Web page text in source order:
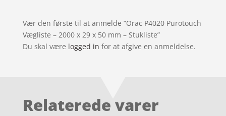
Vær den første til at anmelde “Orac P4020 Purotouch
Vægliste – 2000 x 29 x 50 mm – Stukliste”
Du skal være logged in for at afgive en anmeldelse.
Relaterede varer